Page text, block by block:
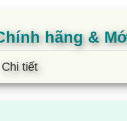
hãng &
Chi tiết